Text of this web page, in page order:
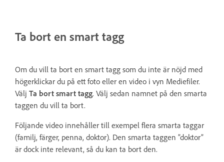
Ta bort en smart tagg
Om du vill ta bort en smart tagg som du inte är nöjd med
högerklickar du på ett foto eller en video i vyn Mediefiler.
Välj Ta bort smart tagg. Välj sedan namnet på den smarta
taggen du vill ta bort.
Följande video innehåller till exempel flera smarta taggar
(familj, färger, penna, doktor). Den smarta taggen ”doktor”
är dock inte relevant, så du kan ta bort den.